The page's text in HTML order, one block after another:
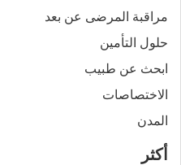
مراقبة المرضى عن بعد
حلول التأمين
ابحث عن طبيب
الاختصاصات
المدن
أكثر